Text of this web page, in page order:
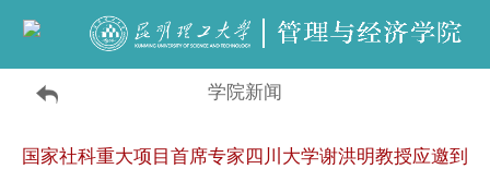
学院新闻
国家社科重大项目首席专家四川大学谢洪明教授应邀到